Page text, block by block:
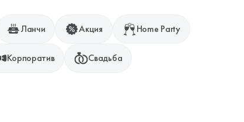
Ланчи Акция Home Party
Корпоратив Свадьба